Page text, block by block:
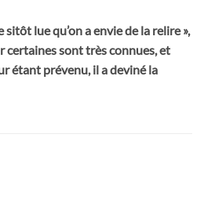
lue qu’on a envie de la relire »,
certaines sont très connues, et
étant prévenu, il a deviné la